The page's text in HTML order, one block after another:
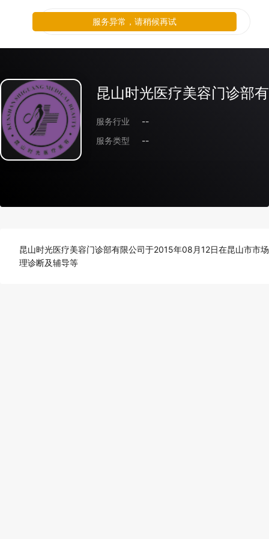
昆山时光医疗美容门诊部
服务行业
--
服务类型
--
昆山时光医疗美容门诊部有限公司于2015年08月12日在昆山市市
理诊断及辅导等
服务异常，请稍候再试